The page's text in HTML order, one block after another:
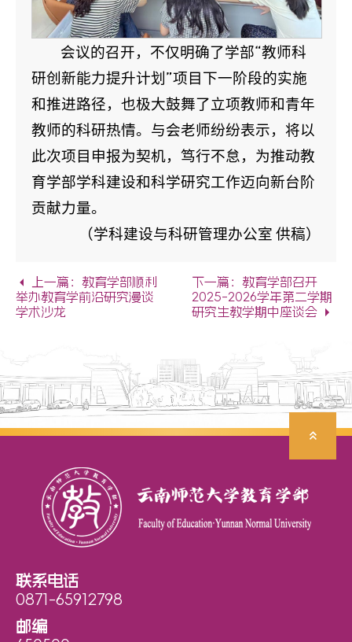
会议的召开，不仅明确了学部“教师科
研创新能力提升计划”项目下一阶段的实施
和推进路径，也极大鼓舞了立项教师和青年
教师的科研热情。与会老师纷纷表示，将以
此次项目申报为契机，笃行不怠，为推动教
育学部学科建设和科学研究工作迈向新台阶
贡献力量。
（学科建设与科研管理办公室 供稿）
上一篇：教育学部顺利
举办教育学前沿研究漫谈
学术沙龙
下一篇：教育学部召开
2025-2026学年第二学期
研究生教学期中座谈会
联系电话
0871-65912798
邮编